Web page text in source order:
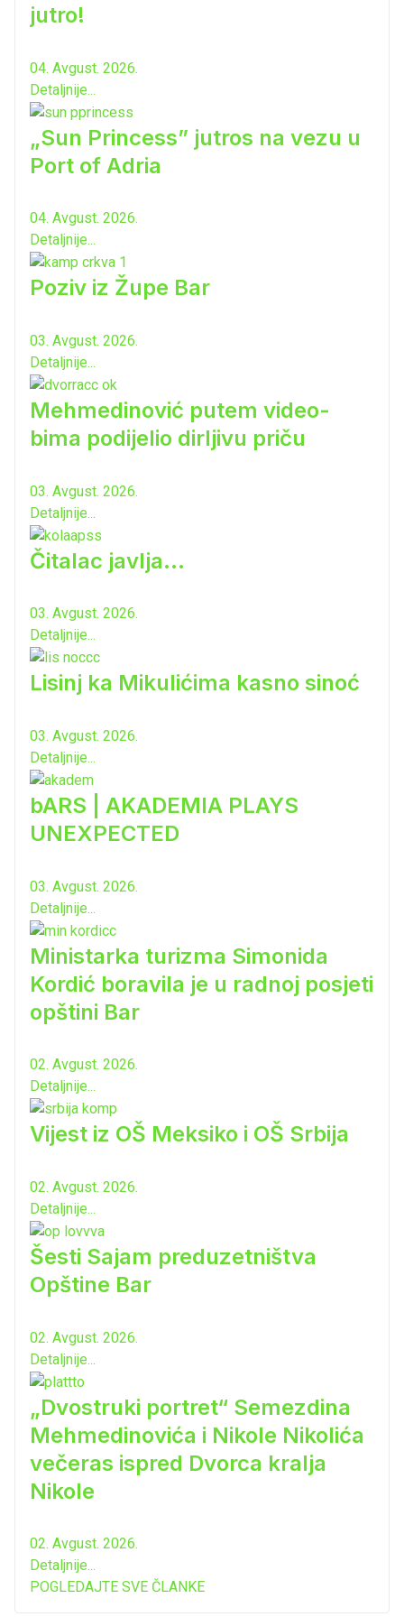
jutro!
04. Avgust. 2026.
Detaljnije...
„Sun Princess” jutros na vezu u
Port of Adria
04. Avgust. 2026.
Detaljnije...
Poziv iz Župe Bar
03. Avgust. 2026.
Detaljnije...
Mehmedinović putem video-
bima podijelio dirljivu priču
03. Avgust. 2026.
Detaljnije...
Čitalac javlja...
03. Avgust. 2026.
Detaljnije...
Lisinj ka Mikulićima kasno sinoć
03. Avgust. 2026.
Detaljnije...
bARS | AKADEMIA PLAYS
UNEXPECTED
03. Avgust. 2026.
Detaljnije...
Ministarka turizma Simonida
Kordić boravila je u radnoj posjeti
opštini Bar
02. Avgust. 2026.
Detaljnije...
Vijest iz OŠ Meksiko i OŠ Srbija
02. Avgust. 2026.
Detaljnije...
Šesti Sajam preduzetništva
Opštine Bar
02. Avgust. 2026.
Detaljnije...
„Dvostruki portret“ Semezdina
Mehmedinovića i Nikole Nikolića
večeras ispred Dvorca kralja
Nikole
02. Avgust. 2026.
Detaljnije...
POGLEDAJTE SVE ČLANKE